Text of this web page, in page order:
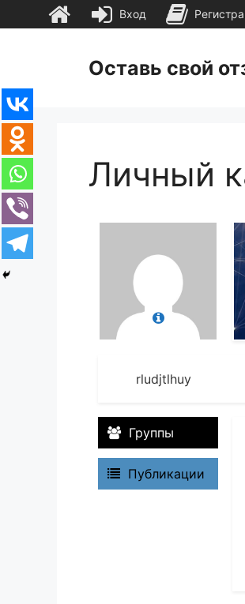
содержимомуОставь свой
Личный
rludjtlhuy
Группы
Публикации
Вход